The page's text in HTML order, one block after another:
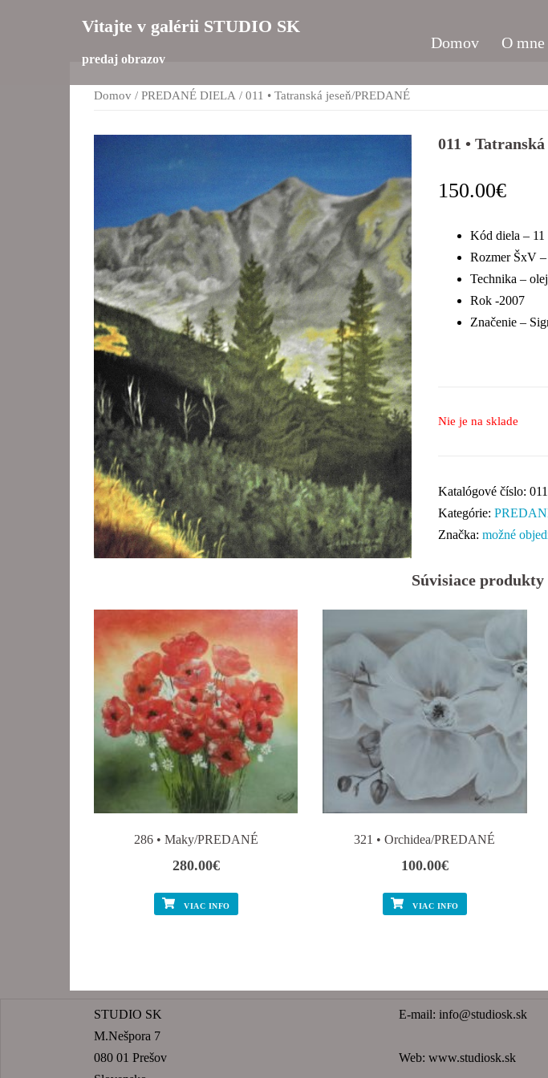
Vitajte v galérii STUDIO SK
predaj obrazov
Domov O mne
Domov / PREDANÉ DIELA / 011 • Tatranská jeseň/PREDANÉ
011 •
150.00€
Kód diela – 11
Rozmer ŠxV
Technika –
Rok -2007
Značenie –
Nie je na sklade
Katalógové číslo: 011
Kategórie:
Značka: možné
Súvisiace produkty
286 • Maky/PREDANÉ
280.00€
VIAC INFO
321 • Orchidea/PREDANÉ
100.00€
VIAC INFO
STUDIO SK
M.Nešpora 7
080 01 Prešov
E-mail: info@studiosk.sk
Web: www.studiosk.sk